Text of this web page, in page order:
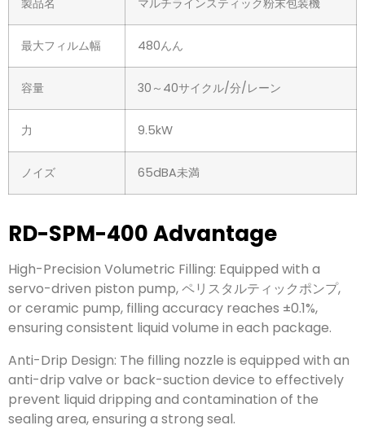
最大フィルム幅 480んん
容量 30～40サイクル/分/レーン
力 9.5kW
ノイズ 65dBA未満
RD-SPM-400 Advantage
High-Precision Volumetric Filling: Equipped with a
servo-driven piston pump, ペリスタルティックポンプ,
or ceramic pump, filling accuracy reaches ±0.1%,
ensuring consistent liquid volume in each package.
Anti-Drip Design: The filling nozzle is equipped with an
anti-drip valve or back-suction device to effectively
prevent liquid dripping and contamination of the
sealing area,ensuring a strong seal.